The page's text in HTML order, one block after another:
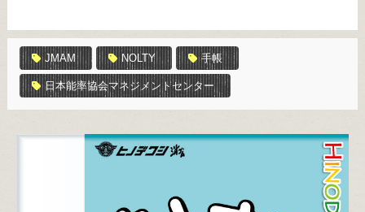
JMAM NOLTY 手帳
日本能率協会マネジメントセンター